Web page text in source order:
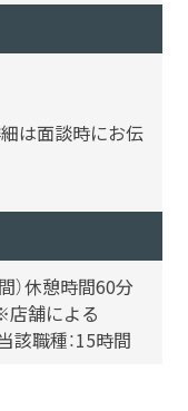
は面談時にお伝
）休憩時間60分
舗による
該職種：15時間